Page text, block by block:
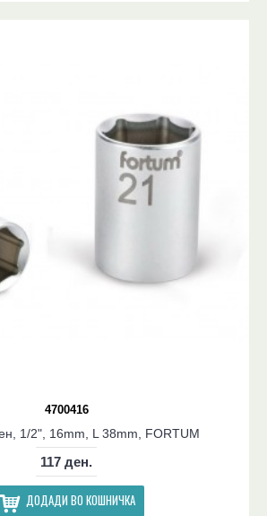
4700416
1/2", 16mm, L 38mm, FORTUM
117 ден.
ДОДАДИ ВО КОШНИЧКА